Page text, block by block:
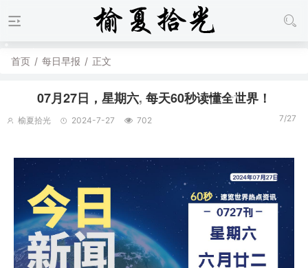
首页 / 每日早报 / 正文
07月27日，星期六, 每天60秒读懂全世界！
榆夏拾光 2024-7-27 702 7/27